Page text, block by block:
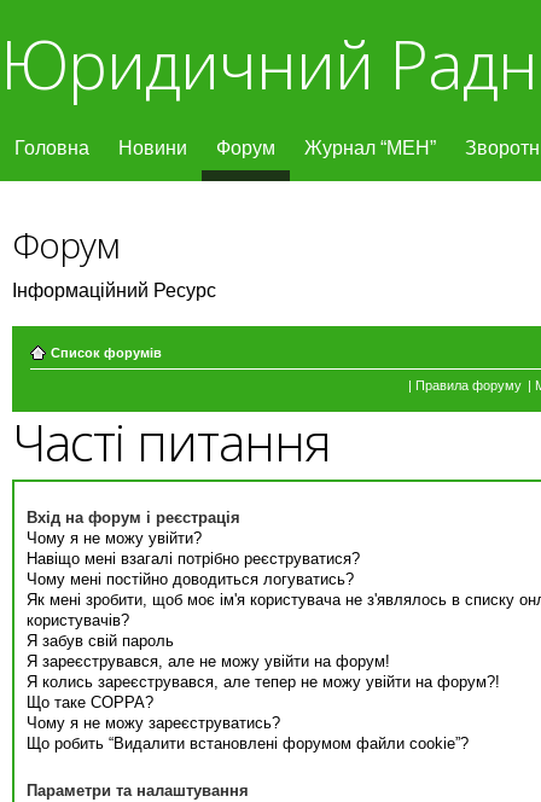
Юридичний
Головна Новини Форум Журнал “МЕН”
Форум
Інформаційний Ресурс
Список форумів
| Правила форуму |
Часті питання
Вхід на форум і реєстрація
Чому я не можу увійти?
Навіщо мені взагалі потрібно реєструватися?
Чому мені постійно доводиться логуватись?
Як мені зробити, щоб моє ім'я користувача не з'являлось в списку
користувачів?
Я забув свій пароль
Я зареєструвався, але не можу увійти на форум!
Я колись зареєструвався, але тепер не можу увійти на форум?!
Що таке COPPA?
Чому я не можу зареєструватись?
Що робить “Видалити встановлені форумом файли cookie”?
Параметри та налаштування